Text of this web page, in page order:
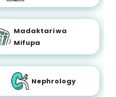
Madaktari wa
Mifupa
Nephrology